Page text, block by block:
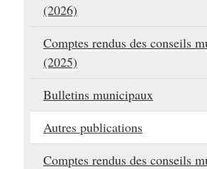
(2026)
Comptes rendus des conseils
(2025)
Bulletins municipaux
Autres publications
Comptes rendus des conseils